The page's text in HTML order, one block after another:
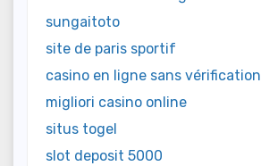
sungaitoto
site de paris sportif
casino en ligne sans vérification
migliori casino online
situs togel
slot deposit 5000